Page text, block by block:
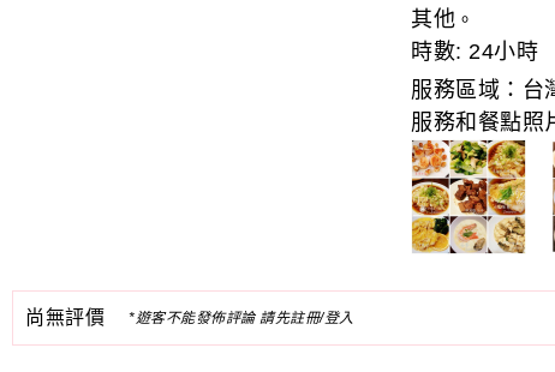
其他 。
時數: 24小時
服務區域： 台
服務和餐點照
尚無評價 *遊客不能發佈評論 請先註冊/登入